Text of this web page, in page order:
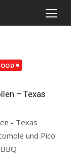
– Texas
- Texas
und Pico